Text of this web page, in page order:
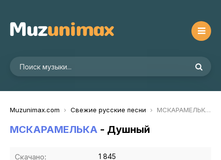
Muzunimax.com Свежие русские песни MCКАРАМЕЛЬКА - Душный
MCКАРАМЕЛЬКА - Душный
Скачано: 1 845